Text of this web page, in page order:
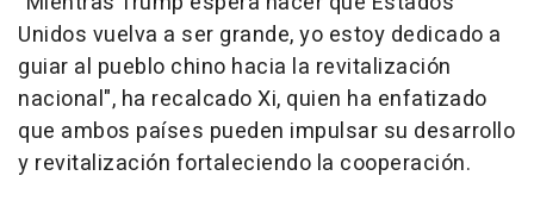
Unidos vuelva a ser grande, yo estoy dedicado a
guiar al pueblo chino hacia la revitalización
nacional", ha recalcado Xi, quien ha enfatizado
que ambos países pueden impulsar su desarrollo
y revitalización fortaleciendo la cooperación.